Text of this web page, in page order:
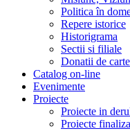
Politica în
Repere istorice
Historigrama
Sectii si filiale
Donatii de carte
Catalog on-line
Evenimente
Proiecte
Proiecte in
Proiecte